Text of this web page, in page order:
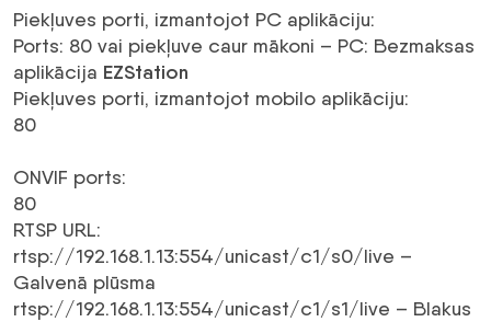
Piekļuves porti, izmantojot PC aplikāciju:
Ports: 80 vai piekļuve caur mākoni – PC: Bezmaksas
aplikācija EZStation
Piekļuves porti, izmantojot mobilo aplikāciju:
80
ONVIF ports:
80
RTSP URL:
rtsp://192.168.1.13:554/unicast/c1/s0/live –
Galvenā plūsma
rtsp://192.168.1.13:554/unicast/c1/s1/live – Blakus